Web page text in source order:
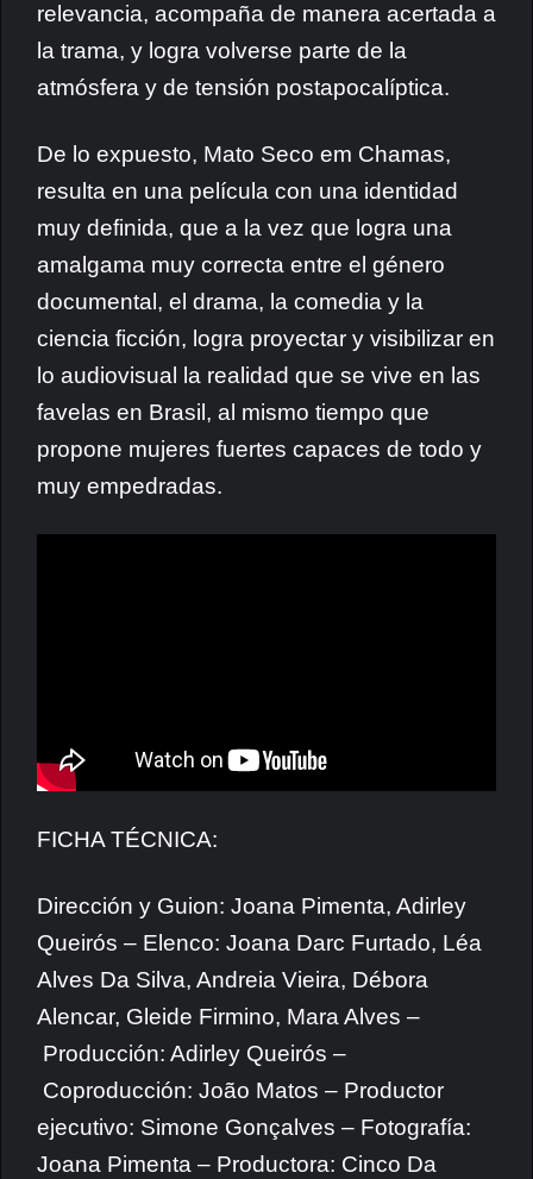
relevancia, acompaña de manera acertada a
la trama, y logra volverse parte de la
atmósfera y de tensión postapocalíptica.
De lo expuesto, Mato Seco em Chamas,
resulta en una película con una identidad
muy definida, que a la vez que logra una
amalgama muy correcta entre el género
documental, el drama, la comedia y la
ciencia ficción, logra proyectar y visibilizar en
lo audiovisual la realidad que se vive en las
favelas en Brasil, al mismo tiempo que
propone mujeres fuertes capaces de todo y
muy empedradas.
FICHA TÉCNICA:
Dirección y Guion: Joana Pimenta, Adirley
Queirós – Elenco: Joana Darc Furtado, Léa
Alves Da Silva, Andreia Vieira, Débora
Alencar, Gleide Firmino, Mara Alves –
Producción: Adirley Queirós –
Coproducción: João Matos – Productor
ejecutivo: Simone Gonçalves – Fotografía:
Joana Pimenta – Productora: Cinco Da